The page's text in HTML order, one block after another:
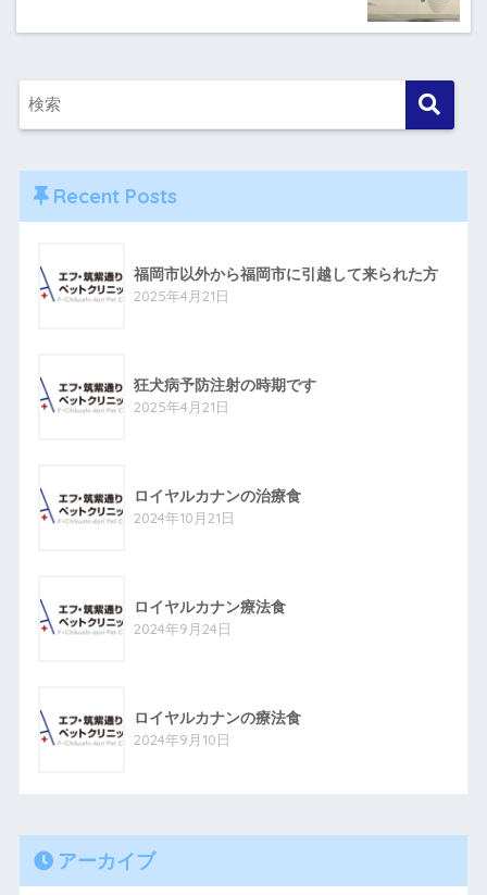
Recent Posts
福岡市以外から福岡市に引越して来られた方
2025年4月21日
狂犬病予防注射の時期です
2025年4月21日
ロイヤルカナンの治療食
2024年10月21日
ロイヤルカナン療法食
2024年9月24日
ロイヤルカナンの療法食
2024年9月10日
アーカイブ